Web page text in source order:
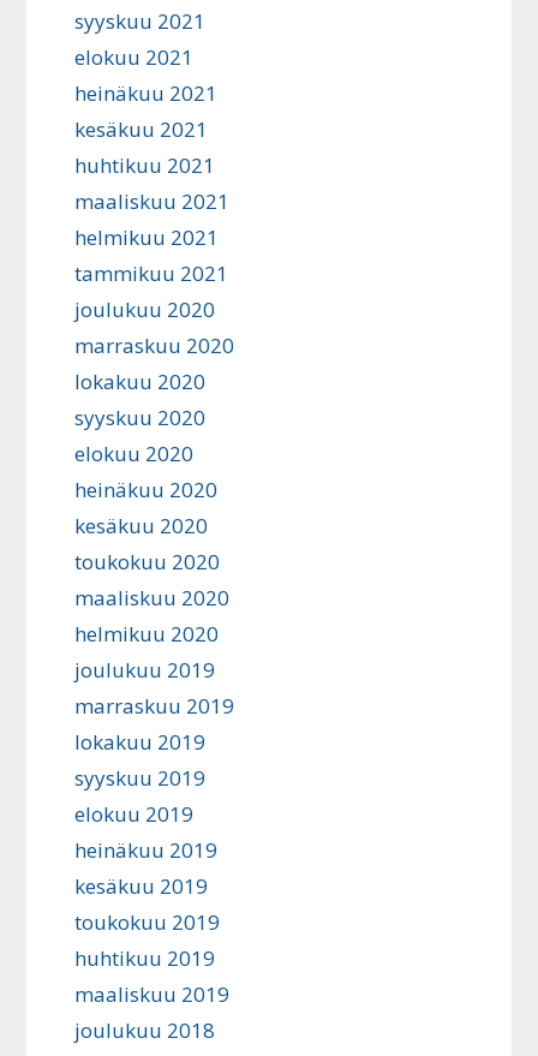
syyskuu 2021
elokuu 2021
heinäkuu 2021
kesäkuu 2021
huhtikuu 2021
maaliskuu 2021
helmikuu 2021
tammikuu 2021
joulukuu 2020
marraskuu 2020
lokakuu 2020
syyskuu 2020
elokuu 2020
heinäkuu 2020
kesäkuu 2020
toukokuu 2020
maaliskuu 2020
helmikuu 2020
joulukuu 2019
marraskuu 2019
lokakuu 2019
syyskuu 2019
elokuu 2019
heinäkuu 2019
kesäkuu 2019
toukokuu 2019
huhtikuu 2019
maaliskuu 2019
joulukuu 2018